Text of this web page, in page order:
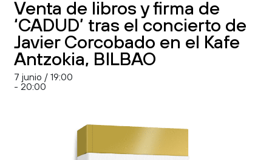
Venta de libros y firma de
‘CADUD’ tras el concierto de
Javier Corcobado en el Kafe
Antzokia, BILBAO
7 junio / 19:00
- 20:00